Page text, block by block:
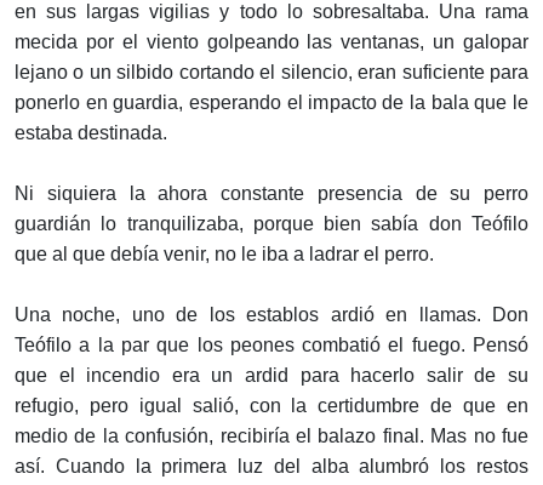
en sus largas vigilias y todo lo sobresaltaba. Una rama
mecida por el viento golpeando las ventanas, un galopar
lejano o un silbido cortando el silencio, eran suficiente para
ponerlo en guardia, esperando el impacto de la bala que le
estaba destinada.
Ni siquiera la ahora constante presencia de su perro
guardián lo tranquilizaba, porque bien sabía don Teófilo
que al que debía venir, no le iba a ladrar el perro.
Una noche, uno de los establos ardió en llamas. Don
Teófilo a la par que los peones combatió el fuego. Pensó
que el incendio era un ardid para hacerlo salir de su
refugio, pero igual salió, con la certidumbre de que en
medio de la confusión, recibiría el balazo final. Mas no fue
así. Cuando la primera luz del alba alumbró los restos